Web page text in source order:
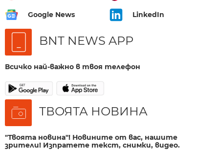
Google News LinkedIn
BNT NEWS APP
Всичко най-важно в твоя телефон
ТВОЯТА НОВИНА
"Твоята новина"! Новините от вас, нашите
зрители! Изпратете текст, снимки, видео.